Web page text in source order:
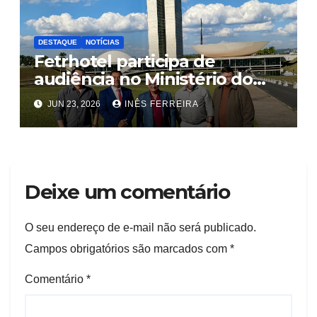
DESTAQUE NOTÍCIAS
Fetrhotel participa de
audiência no Ministério do
Trabalho e Emprego, em
Brasília
JUN 23, 2026 INÊS FERREIRA
Deixe um comentário
O seu endereço de e-mail não será publicado.
Campos obrigatórios são marcados com *
Comentário *